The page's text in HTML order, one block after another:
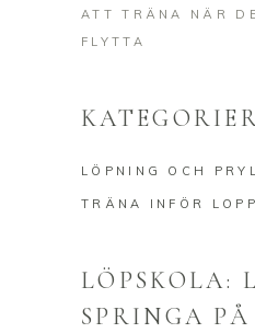
ATT TRÄNA NÄR
FLYTTA
LÖPNING OCH
TRÄNA INFÖR LOPP
LÖPSKOLA:
SPRINGA PÅ